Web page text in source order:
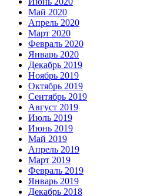
Май 2020
Апрель 2020
Март 2020
Февраль 2020
Январь 2020
Декабрь 2019
Ноябрь 2019
Октябрь 2019
Сентябрь 2019
Август 2019
Июль 2019
Июнь 2019
Май 2019
Апрель 2019
Март 2019
Февраль 2019
Январь 2019
Декабрь 2018